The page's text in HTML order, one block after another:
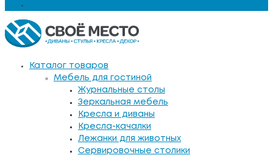
Каталог товаров
Мебель для гостиной
Журнальные столы
Зеркальная мебель
Кресла и диваны
Кресла-качалки
Лежанки для животных
Сервировочные столики